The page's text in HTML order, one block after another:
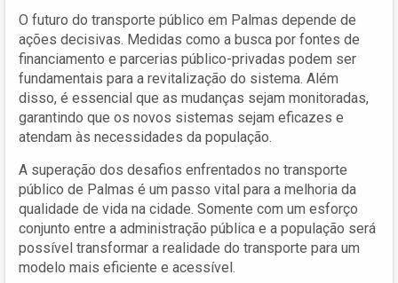
O futuro do transporte público em Palmas depende de
ações decisivas. Medidas como a busca por fontes de
financiamento e parcerias público-privadas podem ser
fundamentais para a revitalização do sistema. Além
disso, é essencial que as mudanças sejam monitoradas,
garantindo que os novos sistemas sejam eficazes e
atendam às necessidades da população.
A superação dos desafios enfrentados no transporte
público de Palmas é um passo vital para a melhoria da
qualidade de vida na cidade. Somente com um esforço
conjunto entre a administração pública e a população será
possível transformar a realidade do transporte para um
modelo mais eficiente e acessível.